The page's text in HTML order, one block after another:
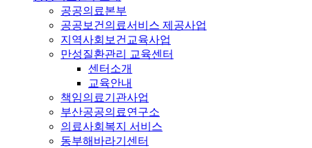
공공의료본부
공공보건의료서비스 제공사업
지역사회보건교육사업
만성질환관리 교육센터
센터소개
교육안내
책임의료기관사업
부산공공의료연구소
의료사회복지 서비스
동부해바라기센터